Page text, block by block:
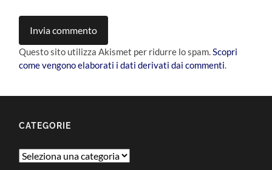
Questo sito utilizza Akismet per ridurre lo spam.Scopri
come vengono elaborati i dati derivati dai commenti.
CATEGORIE
Categorie